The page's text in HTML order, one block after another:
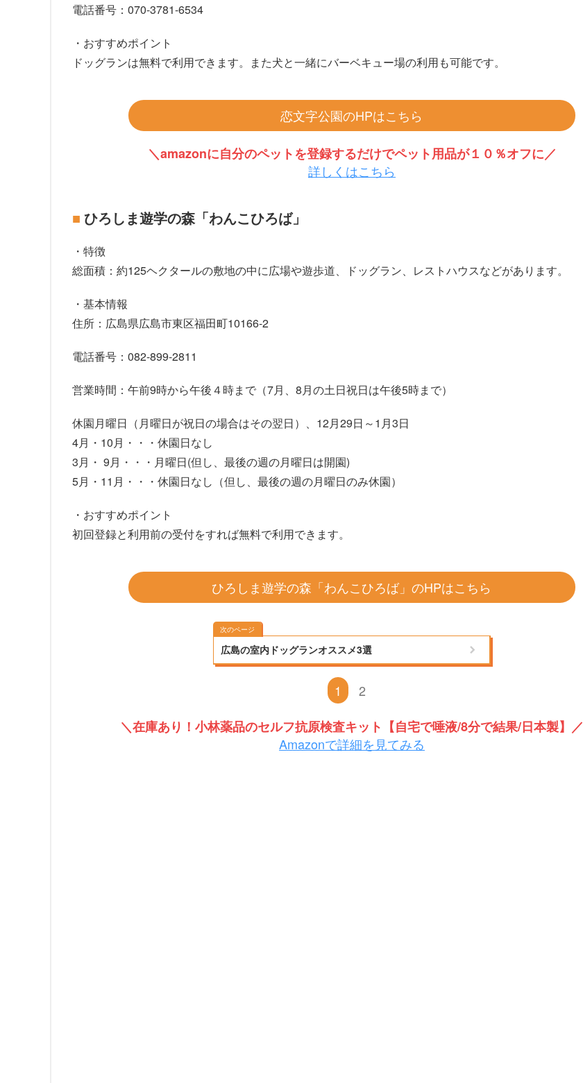
電話番号：070-3781-6534
・おすすめポイント
ドッグランは無料で利用できます。また犬と一緒にバーベキュー場の利用も可能です。
恋文字公園のHPはこちら
＼amazonに自分のペットを登録するだけでペット用品が１０％オフに／
詳しくはこちら
ひろしま遊学の森「わんこひろば」
・特徴
総面積：約125ヘクタールの敷地の中に広場や遊歩道、ドッグラン、レストハウスなどがあります。
・基本情報
住所：広島県広島市東区福田町10166-2
電話番号：082-899-2811
営業時間：午前9時から午後４時まで（7月、8月の土日祝日は午後5時まで）
休園月曜日（月曜日が祝日の場合はその翌日）、12月29日～1月3日
4月・10月・・・休園日なし
3月・ 9月・・・月曜日(但し、最後の週の月曜日は開園)
5月・11月・・・休園日なし（但し、最後の週の月曜日のみ休園）
・おすすめポイント
初回登録と利用前の受付をすれば無料で利用できます。
ひろしま遊学の森「わんこひろば」のHPはこちら
次のページ
広島の室内ドッグランオススメ3選
1 2
＼在庫あり！小林薬品のセルフ抗原検査キット【自宅で唾液/8分で結果/日本製】／
Amazonで詳細を見てみる